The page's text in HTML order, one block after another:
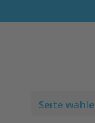
Seite